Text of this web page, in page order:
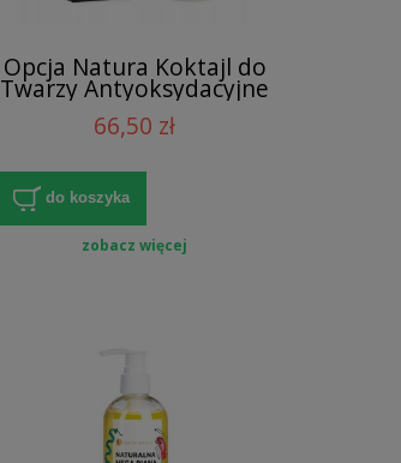
Opcja Natura Koktajl do
Twarzy Antyoksydacyjne
serum na dzień Róża &
Paczula 30 ml
66,50 zł
do koszyka
zobacz więcej